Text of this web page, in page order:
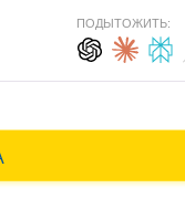
ПОДЫТОЖИТЬ: